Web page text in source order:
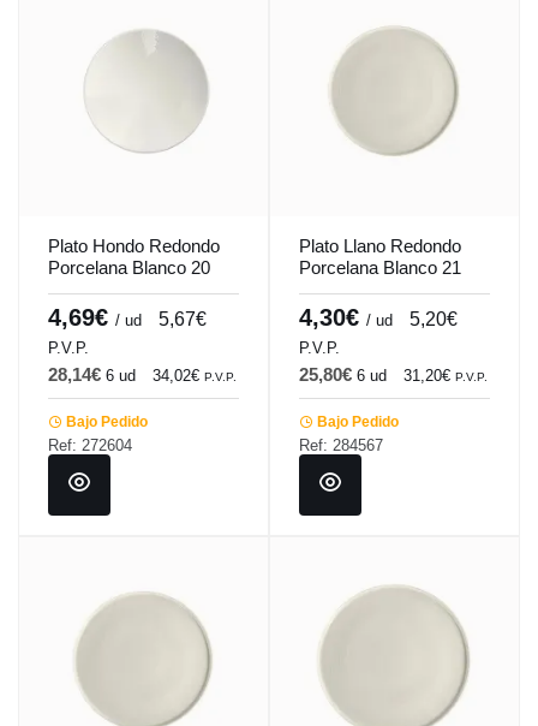
Plato Hondo Redondo
Porcelana Blanco 20
Cm Ilussion Porland
4,69€ / ud 5,67€
P.V.P.
28,14€ 6 ud 34,02€ P.V.P.
Bajo Pedido
Ref: 272604
Plato Llano Redondo
Porcelana Blanco 21
Cm Anillo Porland
4,30€ / ud 5,20€
P.V.P.
25,80€ 6 ud 31,20€ P.V.P.
Bajo Pedido
Ref: 284567